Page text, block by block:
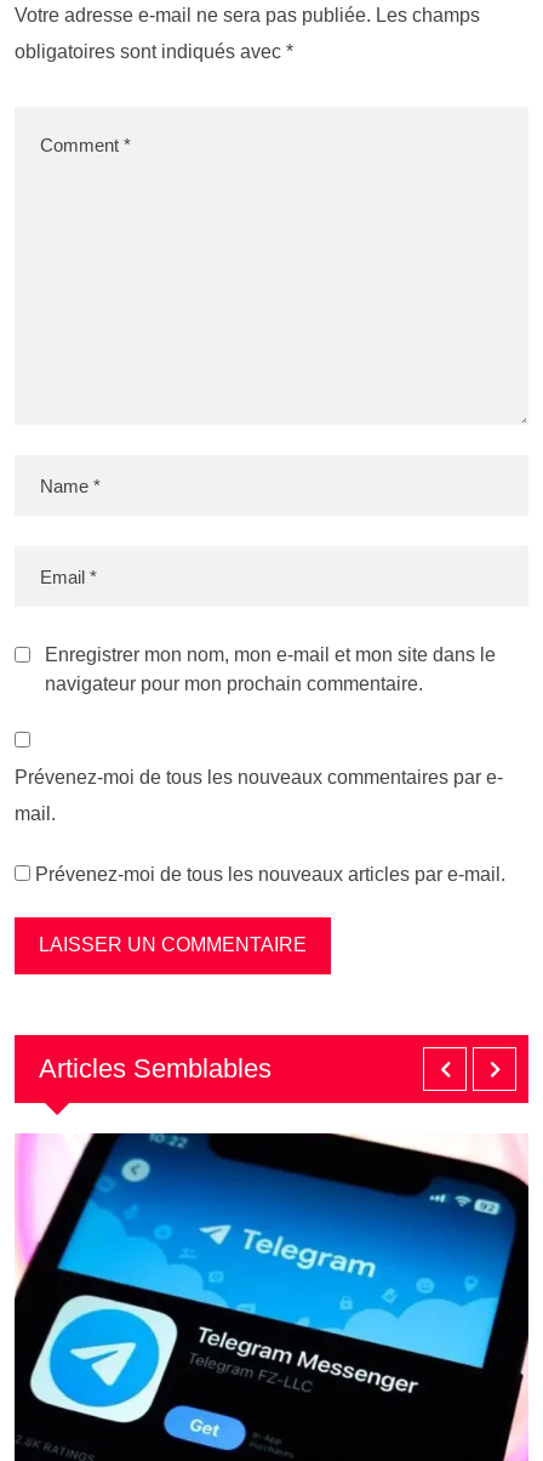
Votre adresse e-mail ne sera pas publiée. Les champs
obligatoires sont indiqués avec *
Enregistrer mon nom, mon e-mail et mon site dans le
navigateur pour mon prochain commentaire.
Prévenez-moi de tous les nouveaux commentaires par e-
mail.
Prévenez-moi de tous les nouveaux articles par e-mail.
Articles Semblables